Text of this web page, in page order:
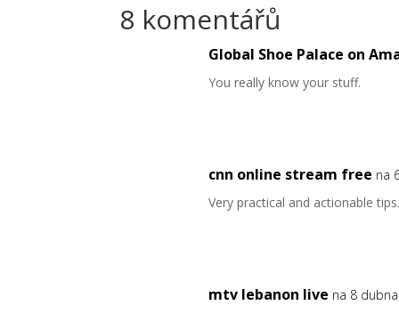
8 komentářů
Global Shoe Palace on
You really know your stuff.
cnn online stream free na
Very practical and actionable
mtv lebanon live na 8